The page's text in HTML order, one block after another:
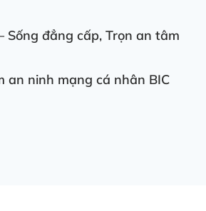
Sống đẳng cấp, Trọn an tâm
an ninh mạng cá nhân BIC